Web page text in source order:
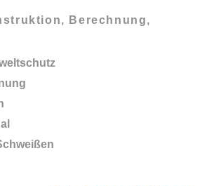
Berechnung,